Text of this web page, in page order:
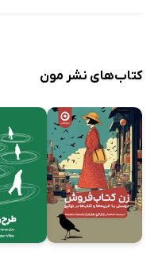
کتاب‌های نشر مون